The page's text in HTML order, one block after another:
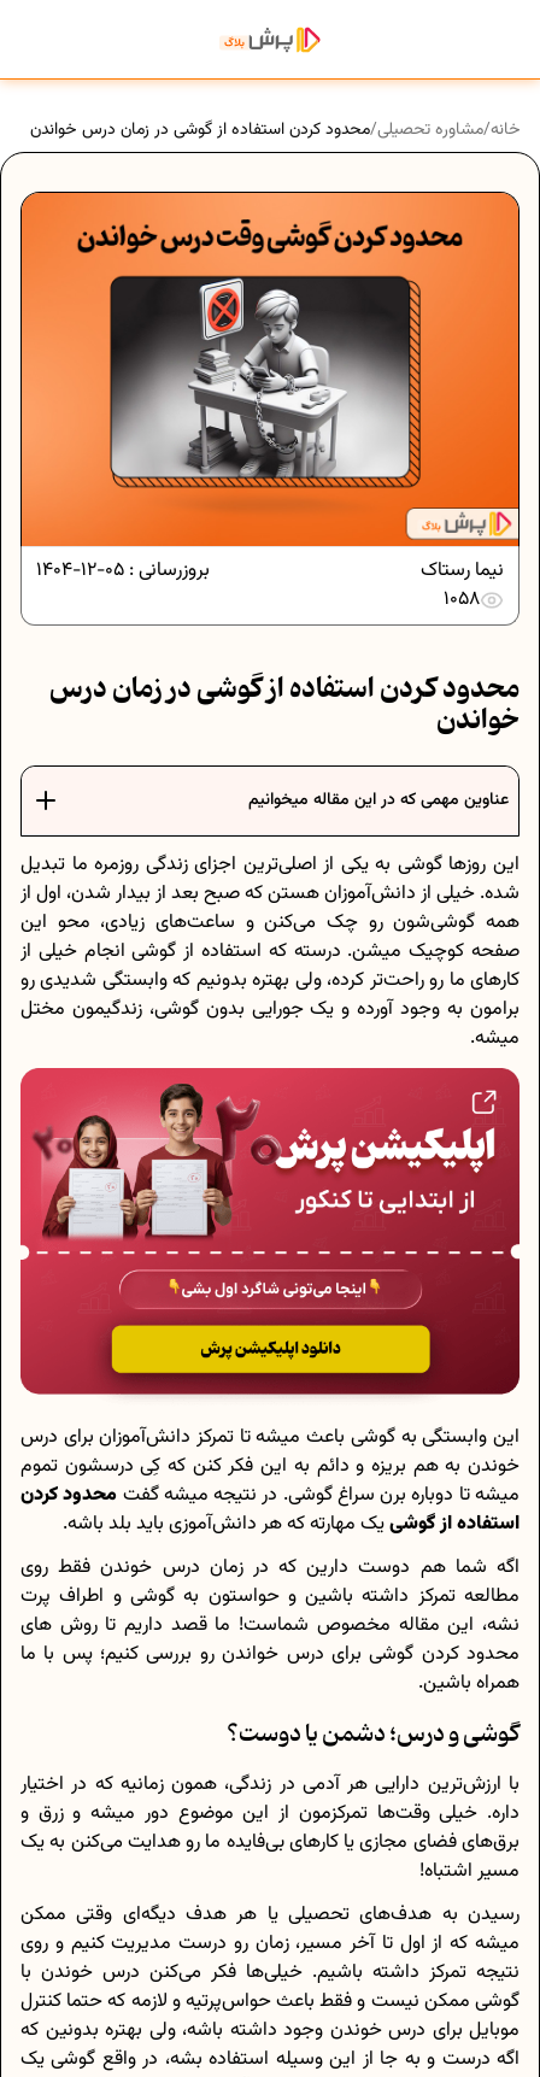
خانه/مشاوره تحصیلی/محدود کردن استفاده از گوشی در زمان درس خواندن
بروزرسانی : 05-12-1404
نیما رستاک
1058
محدود کردن استفاده از گوشی در زمان درس
خواندن
عناوین مهمی که در این مقاله میخوانیم
این روزها گوشی به یکی از اصلی‌ترین اجزای زندگی روزمره ما تبدیل
شده. خیلی از دانش‌آموزان هستن که صبح بعد از بیدار شدن، اول از
همه گوشی‌شون رو چک می‌کنن و ساعت‌های زیادی، محو این
صفحه کوچیک میشن. درسته که استفاده از گوشی انجام خیلی از
کارهای ما رو راحت‌تر کرده، ولی بهتره بدونیم که وابستگی شدیدی رو
برامون به وجود آورده و یک جورایی بدون گوشی، زندگیمون مختل
میشه.
این وابستگی به گوشی باعث میشه تا تمرکز دانش‌آموزان برای درس
خوندن به هم بریزه و دائم به این فکر کنن که کِی درسشون تموم
میشه تا دوباره برن سراغ گوشی. در نتیجه میشه گفت محدود کردن
استفاده از گوشییک مهارته که هر دانش‌آموزی باید بلد باشه.
اگه شما هم دوست دارین که در زمان درس خوندن فقط روی
مطالعه تمرکز داشته باشین و حواستون به گوشی و اطراف پرت
نشه، این مقاله مخصوص شماست! ما قصد داریم تا روش های
محدود کردن گوشی برای درس خواندن رو بررسی کنیم؛ پس با ما
همراه باشین.
گوشی و درس؛ دشمن یا دوست؟
با ارزش‌ترین دارایی هر آدمی در زندگی، همون زمانیه که در اختیار
داره. خیلی وقت‌ها تمرکز‌مون از این موضوع دور میشه و زرق‌ و
برق‌های فضای مجازی یا کارهای بی‌فایده ما رو هدایت می‌کنن به یک
مسیر اشتباه!
رسیدن به هدف‌های تحصیلی یا هر هدف دیگه‌ای وقتی ممکن
میشه که از اول تا آخر مسیر، زمان رو درست مدیریت کنیم و روی
نتیجه تمرکز داشته باشیم. خیلی‌ها فکر می‌کنن درس خوندن با
گوشی ممکن نیست و فقط باعث حواس‌پرتیه و لازمه که حتما کنترل
موبایل برای درس خوندن وجود داشته باشه، ولی بهتره بدونین که
اگه درست و به جا از این وسیله استفاده بشه، در واقع گوشی یک